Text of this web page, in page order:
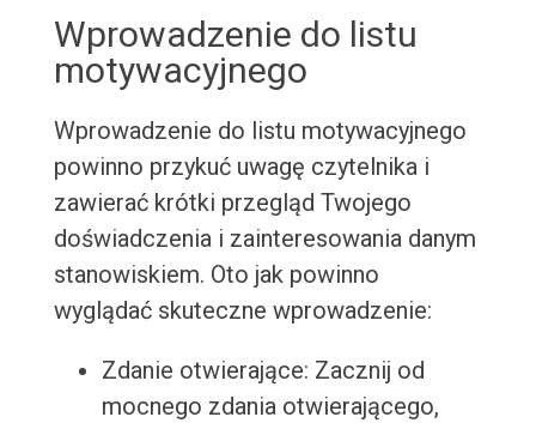
Wprowadzenie do listu
motywacyjnego
Wprowadzenie do listu motywacyjnego
powinno przykuć uwagę czytelnika i
zawierać krótki przegląd Twojego
doświadczenia i zainteresowania danym
stanowiskiem. Oto jak powinno
wyglądać skuteczne wprowadzenie:
Zdanie otwierające: Zacznij od
mocnego zdania otwierającego,